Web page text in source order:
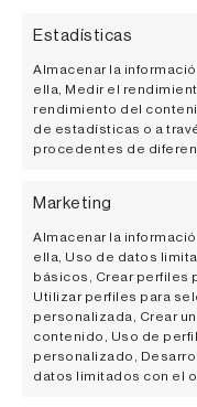
Estadísticas
Almacenar la
ella, Medir el
rendimiento del
de estadísticas o a
procedentes de
Marketing
Almacenar la
ella, Uso de datos
básicos, Crear perfiles
Utilizar perfiles para
personalizada, Crear
contenido, Uso de
personalizado,
datos limitados con el
Caza mayor,
Nº de
coleccionista.